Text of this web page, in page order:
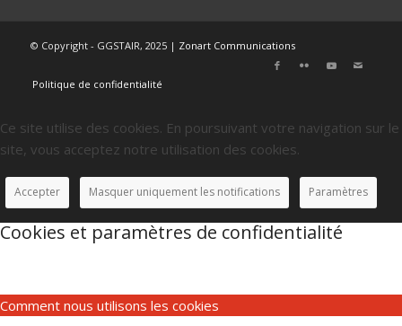
© Copyright - GGSTAIR, 2025 | Zonart Communications
Politique de confidentialité
Ce site utilise des cookies. En poursuivant votre navigation sur le
site, vous acceptez notre utilisation des cookies.
Accepter Masquer uniquement les notifications Paramètres
Cookies et paramètres de confidentialité
Comment nous utilisons les cookies